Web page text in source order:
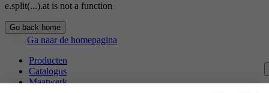
e.split(...).at is not a function
Go back home
Ga naar de homepagina
Producten
Catalogus
Maatwerk